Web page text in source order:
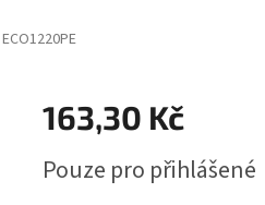
ECO1220PE
163,30 Kč
cena:
Pouze pro přihlášené